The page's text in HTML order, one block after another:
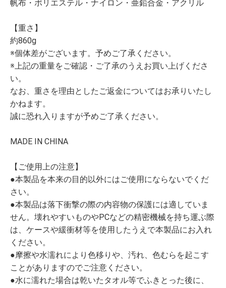
帆布・ポリエステル・ナイロン・亜鉛合金・アクリル
【重さ】
約860g
※個体差がございます。予めご了承ください。
※上記の重量をご確認・ご了承のうえお買い上げくださ
い。
なお、重さを理由としたご返金についてはお承りいたし
かねます。
誠に恐れ入りますが予めご了承ください。
MADE IN CHINA
【ご使用上の注意】
●本製品を本来の目的以外にはご使用にならないでくだ
さい。
●本製品は落下衝撃の際の内容物の保護には適していま
せん。壊れやすいものやPCなどの精密機械を持ち運ぶ際
は、ケースや緩衝材等を使用したうえで本製品にお入れ
ください。
●摩擦や水濡れにより色移りや、汚れ、色むらを起こす
ことがありますのでご注意ください。
●水に濡れた場合は乾いたタオル等でふきとった後に、